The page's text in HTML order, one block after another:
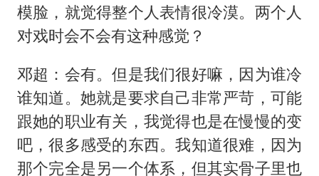
模脸，就觉得整个人表情很冷漠。两个人
对戏时会不会有这种感觉？
邓超：会有。但是我们很好嘛，因为谁冷
谁知道。她就是要求自己非常严苛，可能
跟她的职业有关，我觉得也是在慢慢的变
吧，很多感受的东西。我知道很难，因为
那个完全是另一个体系，但其实骨子里也